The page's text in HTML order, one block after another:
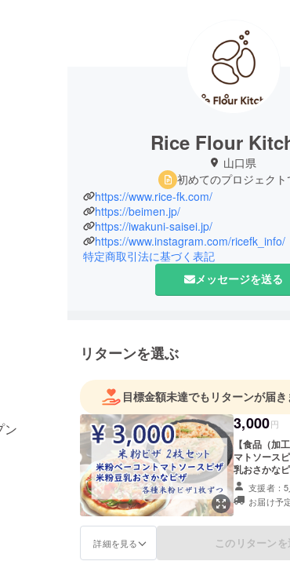
ン
Rice Flour
山口県
初めてのプロジェクト
https://www.rice-fk.com/
https://beimen.jp/
https://iwakuni-saisei.jp/
https://www.instagram.com/ricefk_info/
特定商取引法に基づく表記
メッセージを送る
リターンを選ぶ
目標金額未達でもリターンが届き
3,000円
【食品（加工品）】 米
マトソース
乳おさかなピ
通 「原材料
はお届け商
す。 商品開
法：-18℃以
支援者：5
お届け予
詳細を見る このリターン